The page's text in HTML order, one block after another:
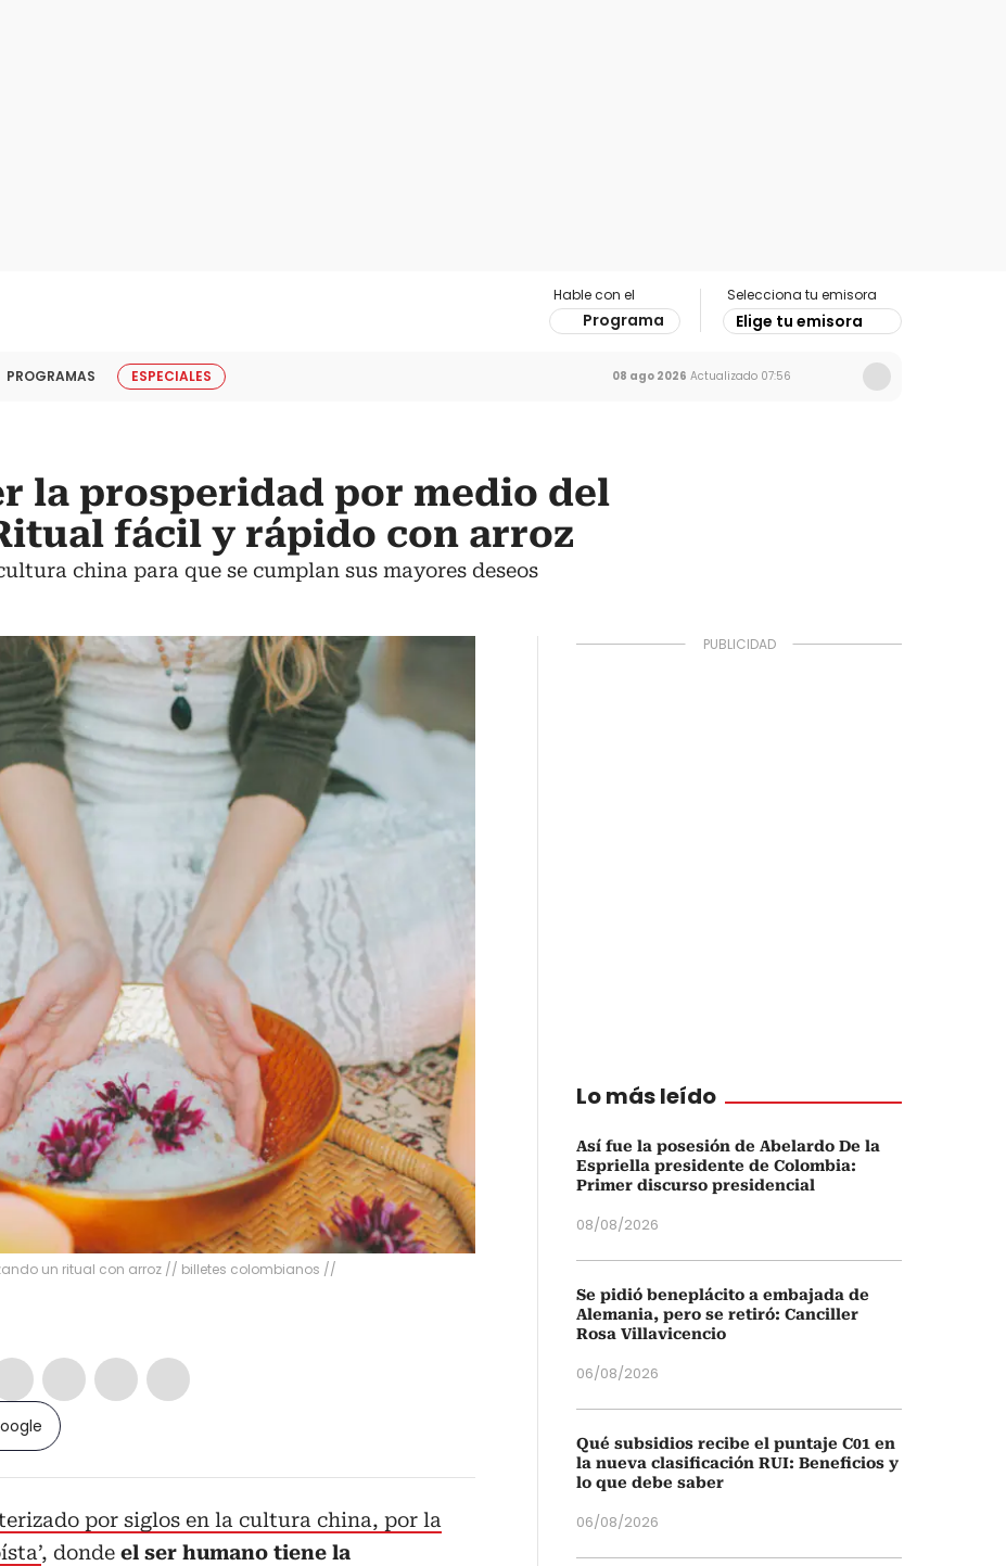
Hable con el
Programa
Selecciona tu emisora
Elige tu emisora
PROGRAMAS ESPECIALES 08 ago 2026 Actualizado 07:56
la prosperidad por medio del
fácil y rápido con arroz
china para que se cumplan sus mayores deseos
un ritual con arroz // billetes colombianos //
por siglos en la cultura china, por la
, donde el ser humano tiene la
Lo más leído
Así fue la posesión de Abelardo De la
Espriella presidente de Colombia:
Primer discurso presidencial
08/08/2026
Se pidió beneplácito a embajada de
Alemania, pero se retiró: Canciller
Rosa Villavicencio
06/08/2026
Qué subsidios recibe el puntaje C01 en
la nueva clasificación RUI: Beneficios y
lo que debe saber
06/08/2026